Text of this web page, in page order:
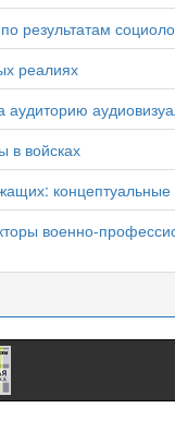
результатам
реалиях
аудиторию
в войсках
концептуальные
военно-